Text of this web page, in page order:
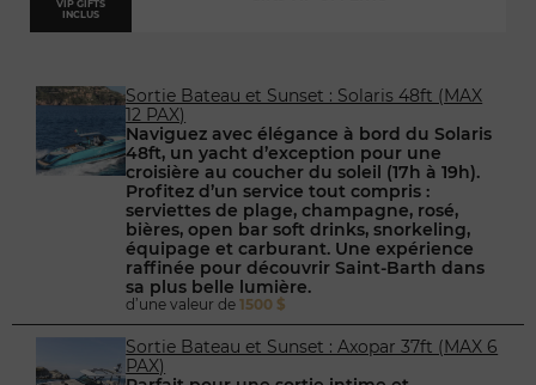
VIP GIFTS
INCLUS
Sortie Bateau et Sunset : Solaris 48ft (MAX
12 PAX)
Naviguez avec élégance à bord du Solaris
48ft, un yacht d’exception pour une
croisière au coucher du soleil (17h à 19h).
Profitez d’un service tout compris :
serviettes de plage, champagne, rosé,
bières, open bar soft drinks, snorkeling,
équipage et carburant. Une expérience
raffinée pour découvrir Saint-Barth dans
sa plus belle lumière.
d’une valeur de1500 $
Sortie Bateau et Sunset : Axopar 37ft (MAX 6
PAX)